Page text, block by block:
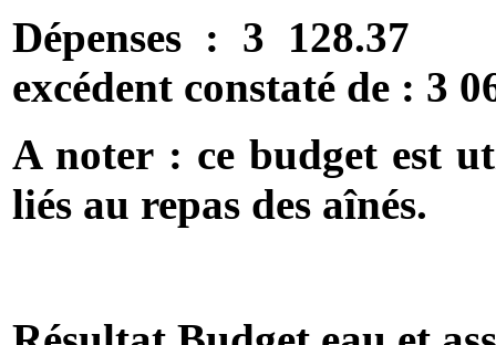
Dépenses : 3 128.37
excédent constaté de : 3
A noter : ce budget est
liés au repas des aînés.